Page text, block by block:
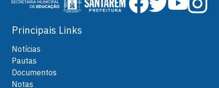
Principais Links
Notícias
Pautas
Documentos
Notas